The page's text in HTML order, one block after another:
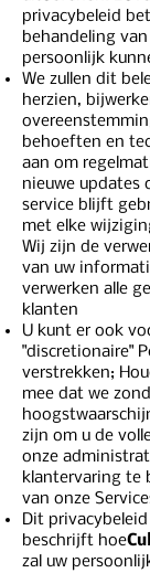
privacybeleid
behandeling
persoonlijk
‍We zullen dit
herzien,
behoeften en
aan om
nieuwe updates
service blijft
met elke
Wij zijn de
van uw
verwerken alle
klanten
U kunt er ook
"discretionaire"
verstrekken;
mee dat we
zijn om u de
onze
klantervaring te
van onze
Dit privacybeleid
beschrijft hoe
zal uw